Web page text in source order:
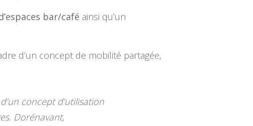
bar/café ainsi qu’un
d’un concept de mobilité partagée,
concept d’utilisation
Dorénavant,